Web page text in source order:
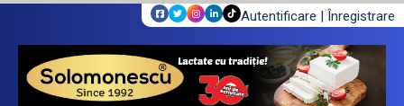
Autentificare | Înregistrare